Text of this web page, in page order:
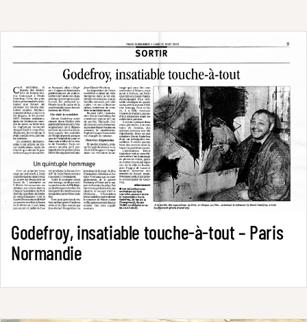
Godefroy, insatiable touche-à-tout – Paris
Normandie